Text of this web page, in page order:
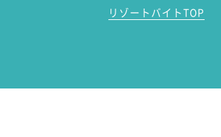
リゾートバイトTOP